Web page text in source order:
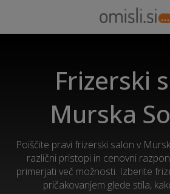
Frizerski
Murska
Poiščite pravi frizerski salon v
različni pristopi in cenovni
primerjati več možnosti. Izberite
pričakovanjem glede stila,